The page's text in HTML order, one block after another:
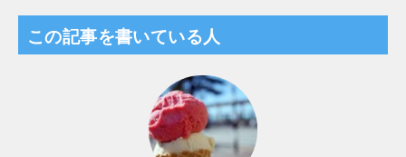
この記事を書いている人